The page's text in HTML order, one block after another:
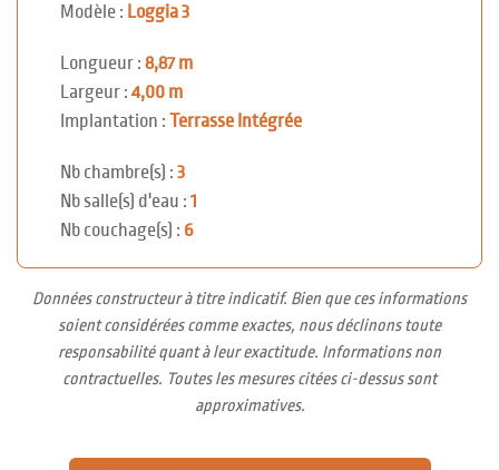
Modèle : Loggia 3
Longueur : 8,87 m
Largeur : 4,00 m
Implantation : Terrasse Intégrée
Nb chambre(s) : 3
Nb salle(s) d'eau : 1
Nb couchage(s) : 6
Données constructeur à titre indicatif. Bien que ces informations
soient considérées comme exactes, nous déclinons toute
responsabilité quant à leur exactitude. Informations non
contractuelles. Toutes les mesures citées ci-dessus sont
approximatives.